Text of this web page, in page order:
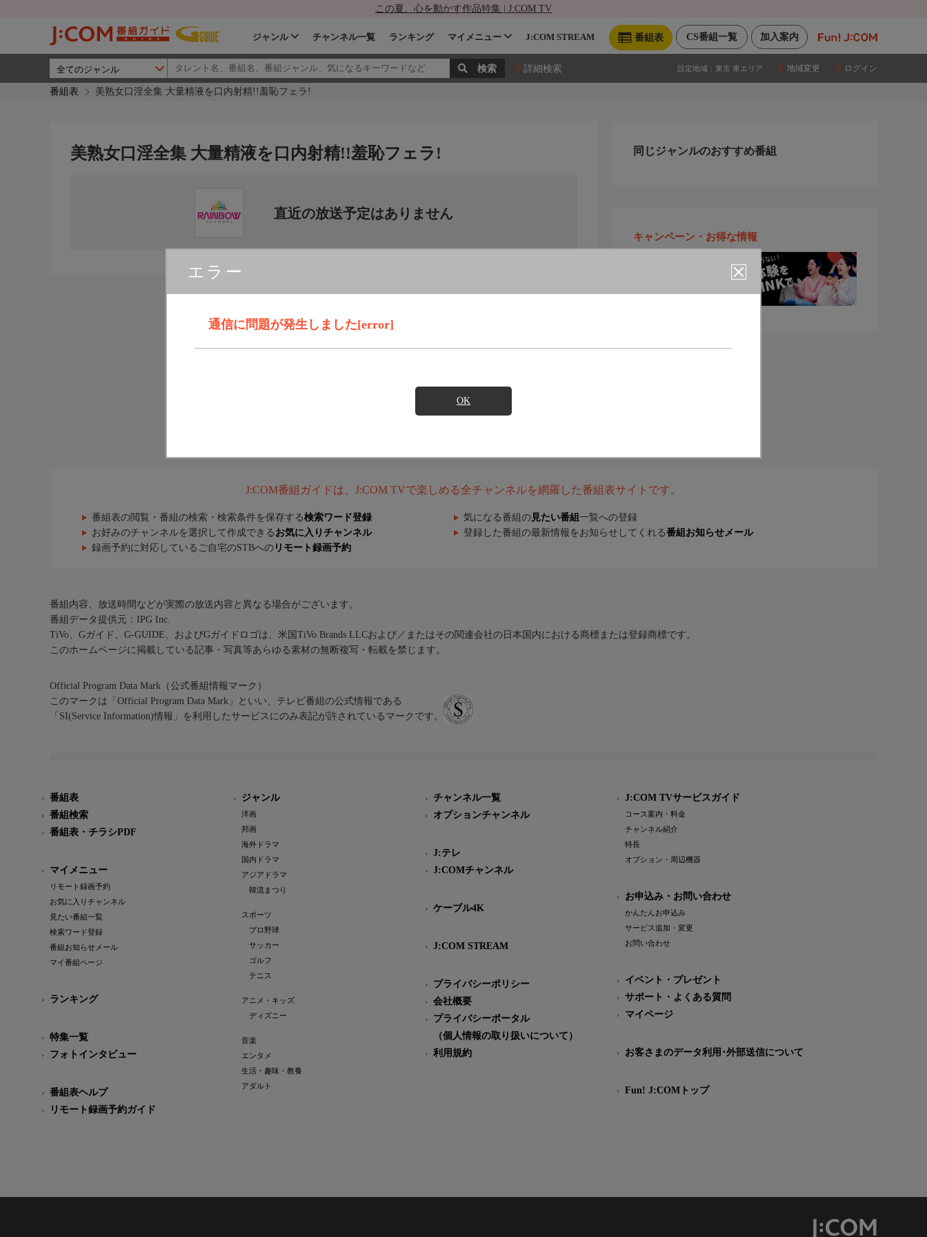
この夏、心を動かす作品特集 | J:COM TV
加入案内
CS番組一覧
番組表
ジャンル チャンネル一覧 ランキング マイメニュー J:COM STREAM
詳細検索 設定地域： 東京 東エリア 地域変更 ログイン
番組表 美熟女口淫全集 大量精液を口内射精!!羞恥フェラ!
エラー
通信に問題が発生しました[error]
OK
美熟女口淫全集 大量精液を口内射精!!羞恥フェラ!
直近の放送予定はありません
同じジャンルのおすすめ番組
キャンペーン・お得な情報
J:COM番組ガイドは、J:COM TVで楽しめる全チャンネルを網羅した番組表サイトです。
番組表の閲覧・番組の検索・検索条件を保存する検索ワード登録 気になる番組の 見たい番組 一覧への登録
お好みのチャンネルを選択して作成できる お気に入りチャンネル 登録した番組の最新情報をお知らせしてくれる番組お知らせメール
録画予約に対応しているご自宅のSTBへの リモート録画予約
番組内容、放送時間などが実際の放送内容と異なる場合がございます。
番組データ提供元：IPG Inc.
TiVo、Gガイド、G-GUIDE、およびGガイドロゴは、米国TiVo Brands LLCおよび／またはその関連会社の日本国内における商標または登録商標です。
このホームページに掲載している記事・写真等あらゆる素材の無断複写・転載を禁じます。
Official Program Data Mark（公式番組情報マーク）
このマークは「Official Program Data Mark」といい、テレビ番組の公式情報である
「SI(Service Information)情報」を利用したサービスにのみ表記が許されているマークです。
番組表
番組検索
番組表・チラシPDF
マイメニュー
リモート録画予約
お気に入りチャンネル
見たい番組一覧
検索ワード登録
番組お知らせメール
マイ番組ページ
ランキング
特集一覧
フォトインタビュー
番組表ヘルプ
リモート録画予約ガイド
ジャンル
洋画
邦画
海外ドラマ
国内ドラマ
アジアドラマ
韓流まつり
スポーツ
プロ野球
サッカー
ゴルフ
テニス
アニメ・キッズ
ディズニー
音楽
エンタメ
生活・趣味・教養
アダルト
チャンネル一覧
オプションチャンネル
J:テレ
J:COMチャンネル
ケーブル4K
J:COM STREAM
プライバシーポリシー
会社概要
プライバシーポータル
（個人情報の取り扱いについて）
利用規約
J:COM TVサービスガイド
コース案内・料金
チャンネル紹介
特長
オプション・周辺機器
お申込み・お問い合わせ
かんたんお申込み
サービス追加・変更
お問い合わせ
イベント・プレゼント
サポート・よくある質問
マイページ
お客さまのデータ利用･外部送信について
Fun! J:COMトップ